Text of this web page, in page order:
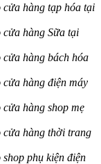
cửa hàng tạp hóa tại
cửa hàng Sữa tại
cửa hàng bách hóa
cửa hàng điện máy
hàng shop mẹ
cửa hàng thời trang
phụ kiện điện